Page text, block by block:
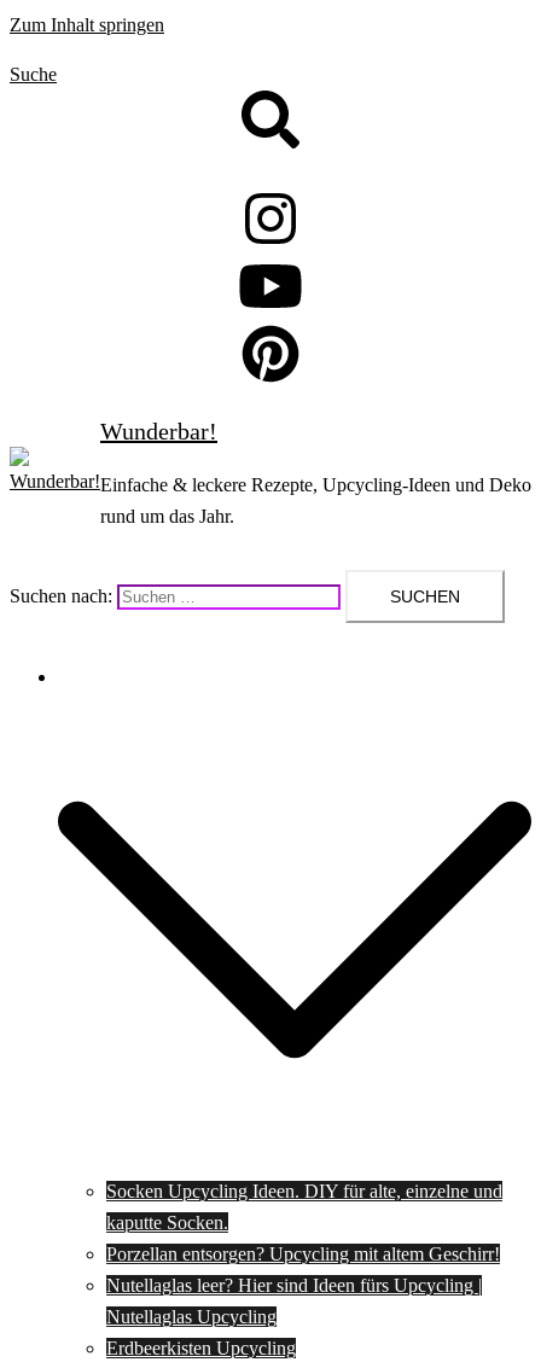
Zum Inhalt springen
Suche
Wunderbar!
Einfache & leckere Rezepte, Upcycling-Ideen und Deko
rund um das Jahr.
Suchen nach:
Socken Upcycling Ideen. DIY für alte, einzelne und
kaputte Socken.
Porzellan entsorgen? Upcycling mit altem Geschirr!
Nutellaglas leer? Hier sind Ideen fürs Upcycling |
Nutellaglas Upcycling
Erdbeerkisten Upcycling